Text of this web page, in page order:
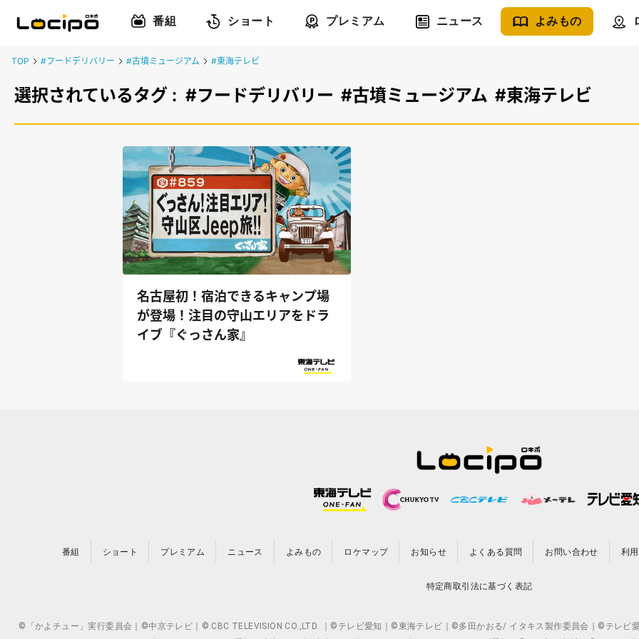
番組 ショート プレミアム ニュース よみもの
TOP #フードデリバリー #古墳ミュージアム #東海テレビ
選択されているタグ : #フードデリバリー #古墳ミュージアム #東海テレビ
名古屋初！宿泊できるキャンプ場
が登場！注目の守山エリアをドラ
イブ『ぐっさん家』
番組 ショート プレミアム ニュース よみもの ロケマップ お知らせ よくある質問 お問い合わせ 利
特定商取引法に基づく表記
©「かよチュー」実行委員会｜©中京テレビ｜© CBC TELEVISION CO.,LTD. ｜©テレビ愛知｜©東海テレビ｜©多田かおる/ イタキス製作委員会｜©テレビ